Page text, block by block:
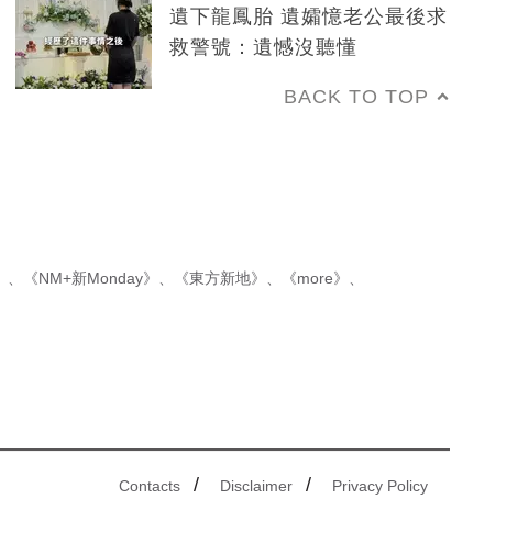
遺下龍鳳胎 遺孀憶老公最後求
救警號：遺憾沒聽懂
BACK TO TOP
《NM+新Monday》 《東方新地》 《more》
Contacts / Disclaimer / Privacy Policy